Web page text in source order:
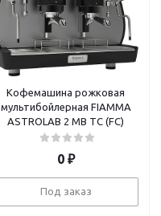
Кофемашина рожковая
мультибойлерная FIAMMA
ASTROLAB 2 MB TC (FC)
0₽
Под заказ